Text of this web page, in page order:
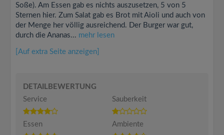
Soße). Am Essen gab es nichts auszusetzen, 5 von 5
Sternen hier. Zum Salat gab es Brot mit Aioli und auch von
der Menge her völlig ausreichend. Der Burger war gut,
durch die Ananas... mehr lesen
[Auf extra Seite anzeigen]
DETAILBEWERTUNG
Service
Sauberkeit
Essen Ambiente